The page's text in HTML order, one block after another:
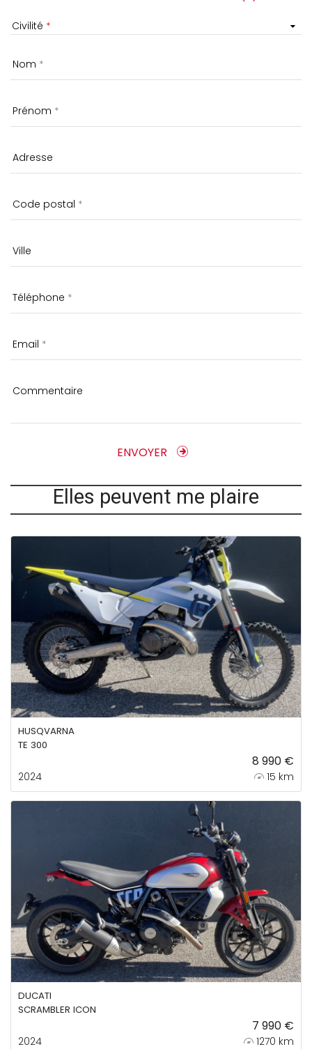
Civilité
Nom
Prénom
Adresse
Code postal
Ville
Téléphone
Email
Commentaire
ENVOYER
Elles peuvent me plaire
HUSQVARNA
TE 300
8 990 €
2024 15 km
DUCATI
SCRAMBLER ICON
7 990 €
2024 1270 km